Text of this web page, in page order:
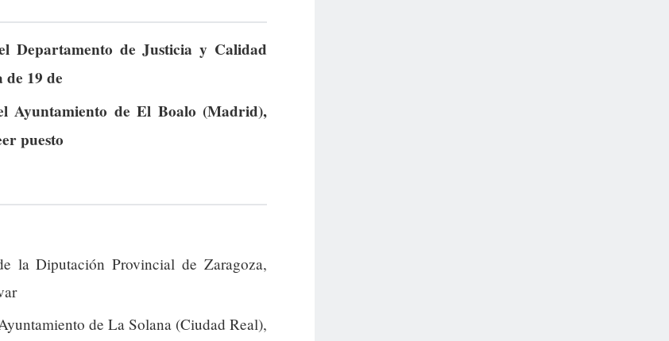
Departamento de Justicia y Calidad
19 de
Ayuntamiento de El Boalo (Madrid),
puesto
la Diputación Provincial de Zaragoza,
de La Solana (Ciudad Real),